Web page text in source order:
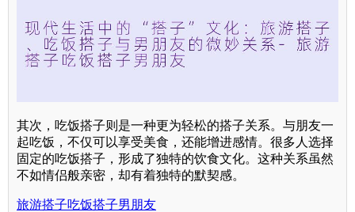
其次，吃饭搭子则是一种更为轻松的搭子关系。与朋友一
起吃饭，不仅可以享受美食，还能增进感情。很多人选择
固定的吃饭搭子，形成了独特的饮食文化。这种关系虽然
不如情侣般亲密，却有着独特的默契感。
旅游搭子吃饭搭子男朋友